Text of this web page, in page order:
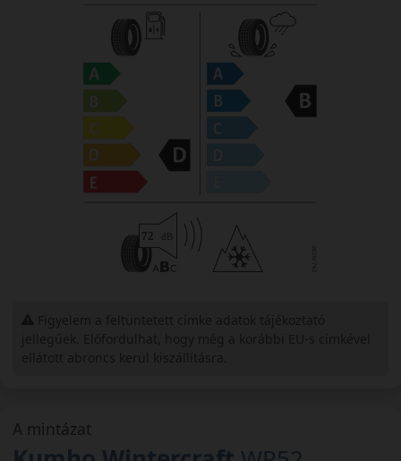
A mintázat